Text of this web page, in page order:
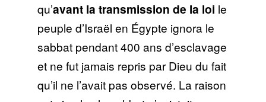
qu’avant la transmission de la loi le
peuple d’Israël en Égypte ignora le
sabbat pendant 400 ans d’esclavage
et ne fut jamais repris par Dieu du fait
qu’il ne l’avait pas observé. La raison